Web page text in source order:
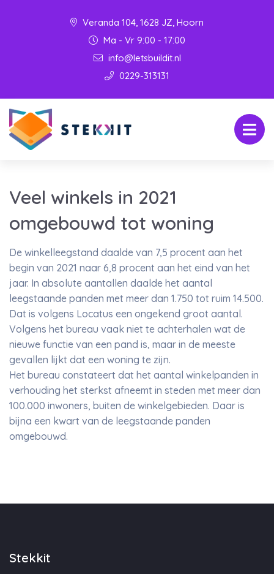
Veranda 104, 1628 JZ, Hoorn
Ma - Vr 9:00 - 17:00
info@letsbuildit.nl
0229-313131
Veel winkels in 2021
omgebouwd tot woning
De winkelleegstand daalde van 7,5 procent aan het
begin van 2021 naar 6,8 procent aan het eind van het
jaar. In absolute aantallen daalde het aantal
leegstaande panden met meer dan 1.750 tot ruim 14.500.
Dat is volgens Locatus een ongekend groot aantal.
Volgens het bureau vaak niet te achterhalen wat de
nieuwe functie van een pand is, maar in de meeste
gevallen lijkt dat een woning te zijn.
Het bureau constateert dat het aantal winkelpanden in
verhouding het sterkst afneemt in steden met meer dan
100.000 inwoners, buiten de winkelgebieden. Daar is
bijna een kwart van de leegstaande panden
omgebouwd.
Stekkit